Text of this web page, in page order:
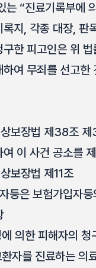
는 “진료기록부에
록지, 각종 대장, 판
구한 피고인은 위
여 무죄를 선고
보장법 제38조
이 사건 공소를
보장법 제11조
등은 보험가입자
의한 피해자의
자를 진료하는 의